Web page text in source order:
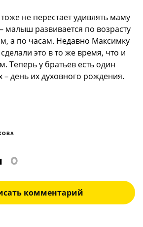
не перестает удивлять маму
малыш развивается по возрасту
а по часам. Недавно Максимку
это в то же время, что и
Теперь у братьев есть один
– день их духовного рождения.
0
комментарий